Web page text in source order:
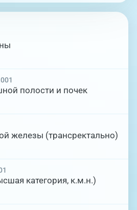
полости и почек
железы (трансректально)
категория, к.м.н.)